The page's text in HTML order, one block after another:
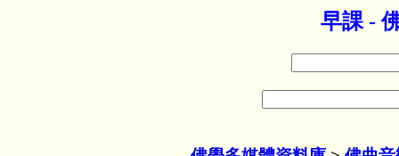
早課 -